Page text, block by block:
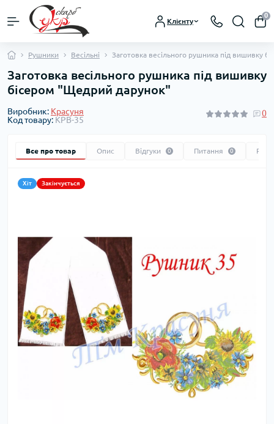
Клієнту
0
Рушники Весільні Заготовка весільного рушника під вишивку
Заготовка весільного рушника під вишивку
бісером "Щедрий дарунок"
Виробник: Красуня
Код товару: КРВ-35
0
Все про товар Опис Відгуки 0 Питання 0
Хіт Закінчується